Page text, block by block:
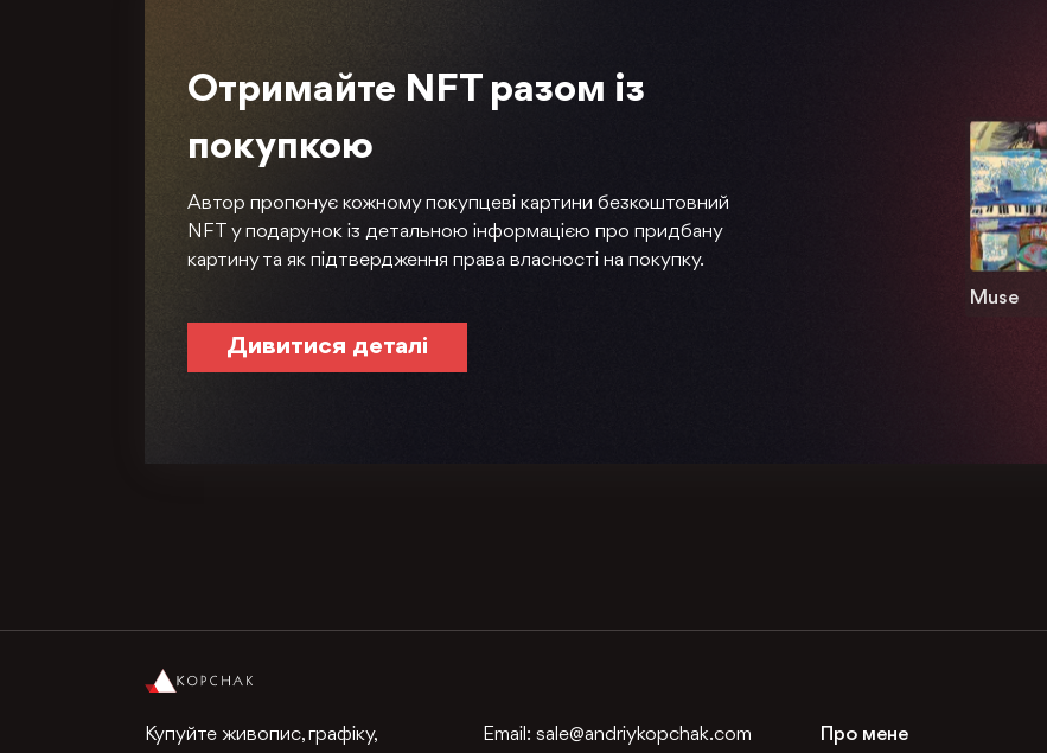
Отримайте NFT разом із
покупкою
Автор пропонує кожному покупцеві картини безкоштовний
NFT у подарунок із детальною інформацією про придбану
картину та як підтвердження права власності на покупку.
Дивитися деталі
Muse
Купуйте живопис, графіку, Email: sale@andriykopchak.com Про мене